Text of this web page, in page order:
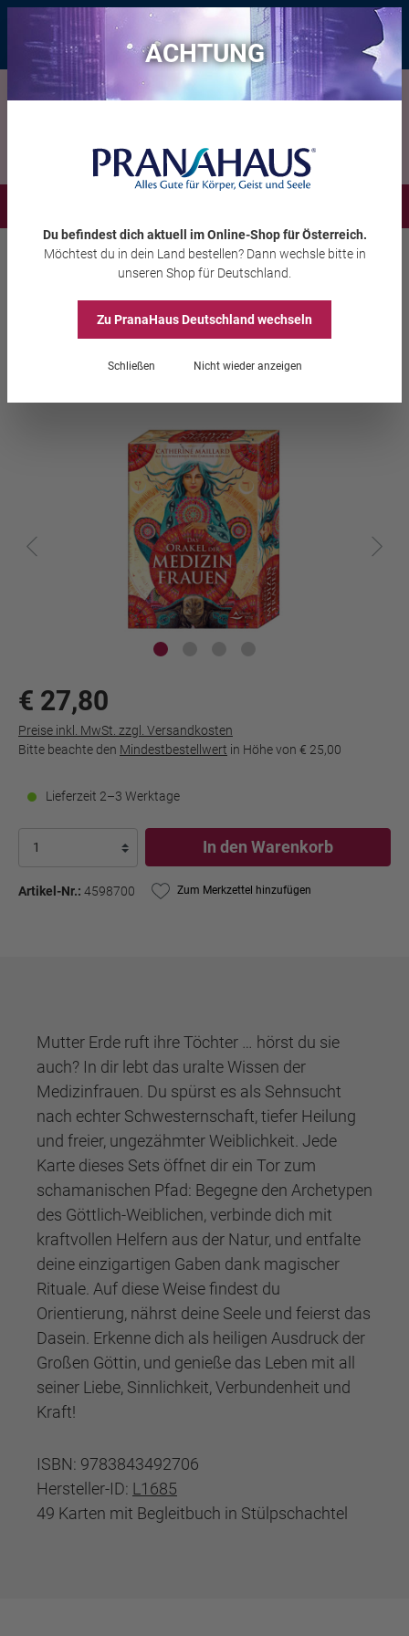
Bis zu 20 € Rabatt* mit dem Vorteils-Codeeintauchen , gültig bis
11.08.2026
Bücher Kartensets
Das Orakel der
Medizinfrauen
€ 27,80
Preise inkl. MwSt. zzgl. Versandkosten
Bitte beachte den Mindestbestellwert in Höhe von € 25,00
Lieferzeit 2–3 Werktage
In den Warenkorb
Artikel-Nr.: 4598700 Zum Merkzettel hinzufügen
Mutter Erde ruft ihre Töchter … hörst du sie
auch? In dir lebt das uralte Wissen der
Medizinfrauen. Du spürst es als Sehnsucht
nach echter Schwesternschaft, tiefer Heilung
und freier, ungezähmter Weiblichkeit. Jede
Karte dieses Sets öffnet dir ein Tor zum
schamanischen Pfad: Begegne den Archetypen
des Göttlich-Weiblichen, verbinde dich mit
kraftvollen Helfern aus der Natur, und entfalte
deine einzigartigen Gaben dank magischer
Rituale. Auf diese Weise findest du
Orientierung, nährst deine Seele und feierst das
Dasein. Erkenne dich als heiligen Ausdruck der
Großen Göttin, und genieße das Leben mit all
seiner Liebe, Sinnlichkeit, Verbundenheit und
Kraft!
ISBN: 9783843492706
Hersteller-ID: L1685
49 Karten mit Begleitbuch in Stülpschachtel
ACHTUNG
Du befindest dich aktuell im Online-Shopfür Österreich.
Möchtest du in dein Land bestellen? Dann wechsle bitte in
unseren Shop für Deutschland
Zu PranaHausDeutschland wechseln
Schließen Nicht wieder anzeigen